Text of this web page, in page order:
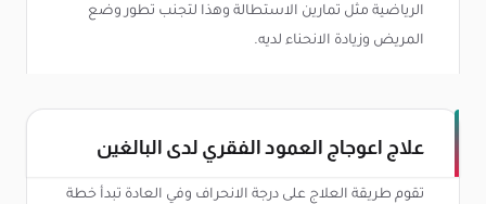
الرياضية مثل تمارين الاستطالة وهذا لتجنب تطور وضع
المريض وزيادة الانحناء لديه.
علاج اعوجاج العمود الفقري لدى البالغين
تقوم طريقة العلاج على درجة الانحراف وفي العادة تبدأ خطة